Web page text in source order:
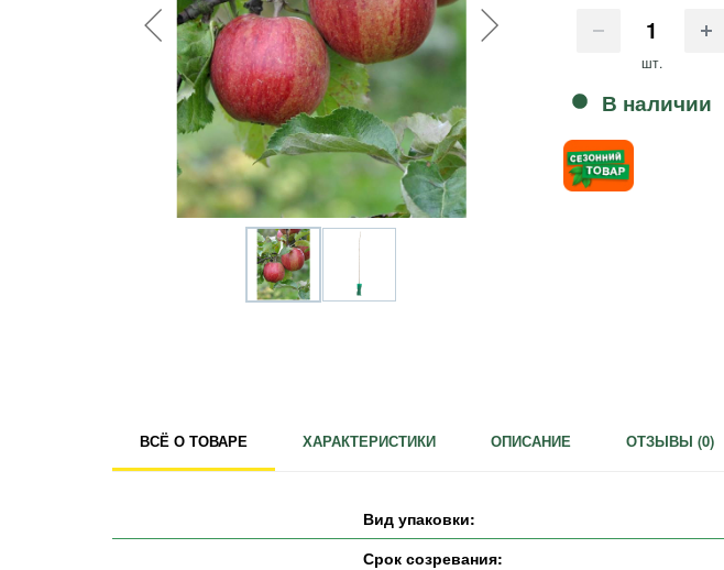
Для комнатных растений
Для ландшафтного дизайна
Для полива
Инструменты и инвентарь
Виноделие
Пчеловодство
Садовые фигуры
Мицелий грибов
Теплицы и укрывной материал
шт.
В наличии
ВСЁ О ТОВАРЕ ХАРАКТЕРИСТИКИ ОПИСАНИЕ ОТЗЫВЫ (0)
Вид упаковки:
Срок созревания: